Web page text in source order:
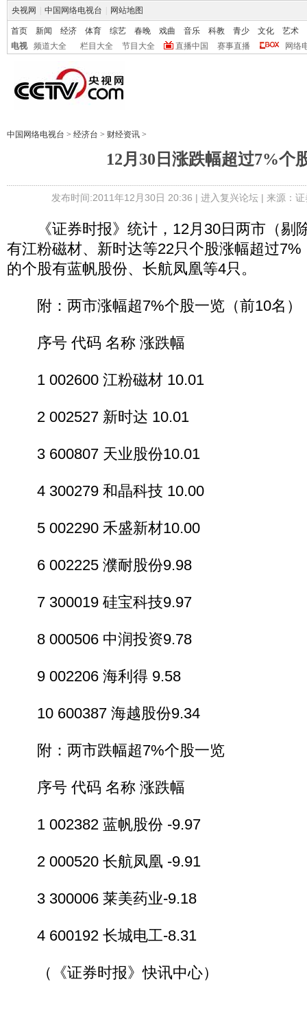
央视网 中国网络电视台 网站地图
首页 新闻 经济 体育 综艺 春晚 戏曲 音乐 科教 青少 文化
艺术
电视
频道大全 栏目大全 节目大全 直播中国 赛事直播 网络
中国网络电视台 > 经济台 > 财经资讯 >
12月30日涨跌幅超过7%个
发布时间:2011年12月30日 20:36 | 进入复兴论坛| 来源：
《证券时报》统计，12月30日两市（剔
有江粉磁材、新时达等22只个股涨幅超过
的个股有蓝帆股份、长航凤凰等4只。
附：两市涨幅超7%个股一览（前10名）
序号 代码 名称 涨跌幅
1 002600 江粉磁材 10.01
2 002527 新时达 10.01
3 600807 天业股份10.01
4 300279 和晶科技 10.00
5 002290 禾盛新材10.00
6 002225 濮耐股份9.98
7 300019 硅宝科技9.97
8 000506 中润投资9.78
9 002206 海利得 9.58
10 600387 海越股份9.34
附：两市跌幅超7%个股一览
序号 代码 名称 涨跌幅
1 002382 蓝帆股份 -9.97
2 000520 长航凤凰 -9.91
3 300006 莱美药业-9.18
4 600192 长城电工-8.31
（《证券时报》快讯中心）